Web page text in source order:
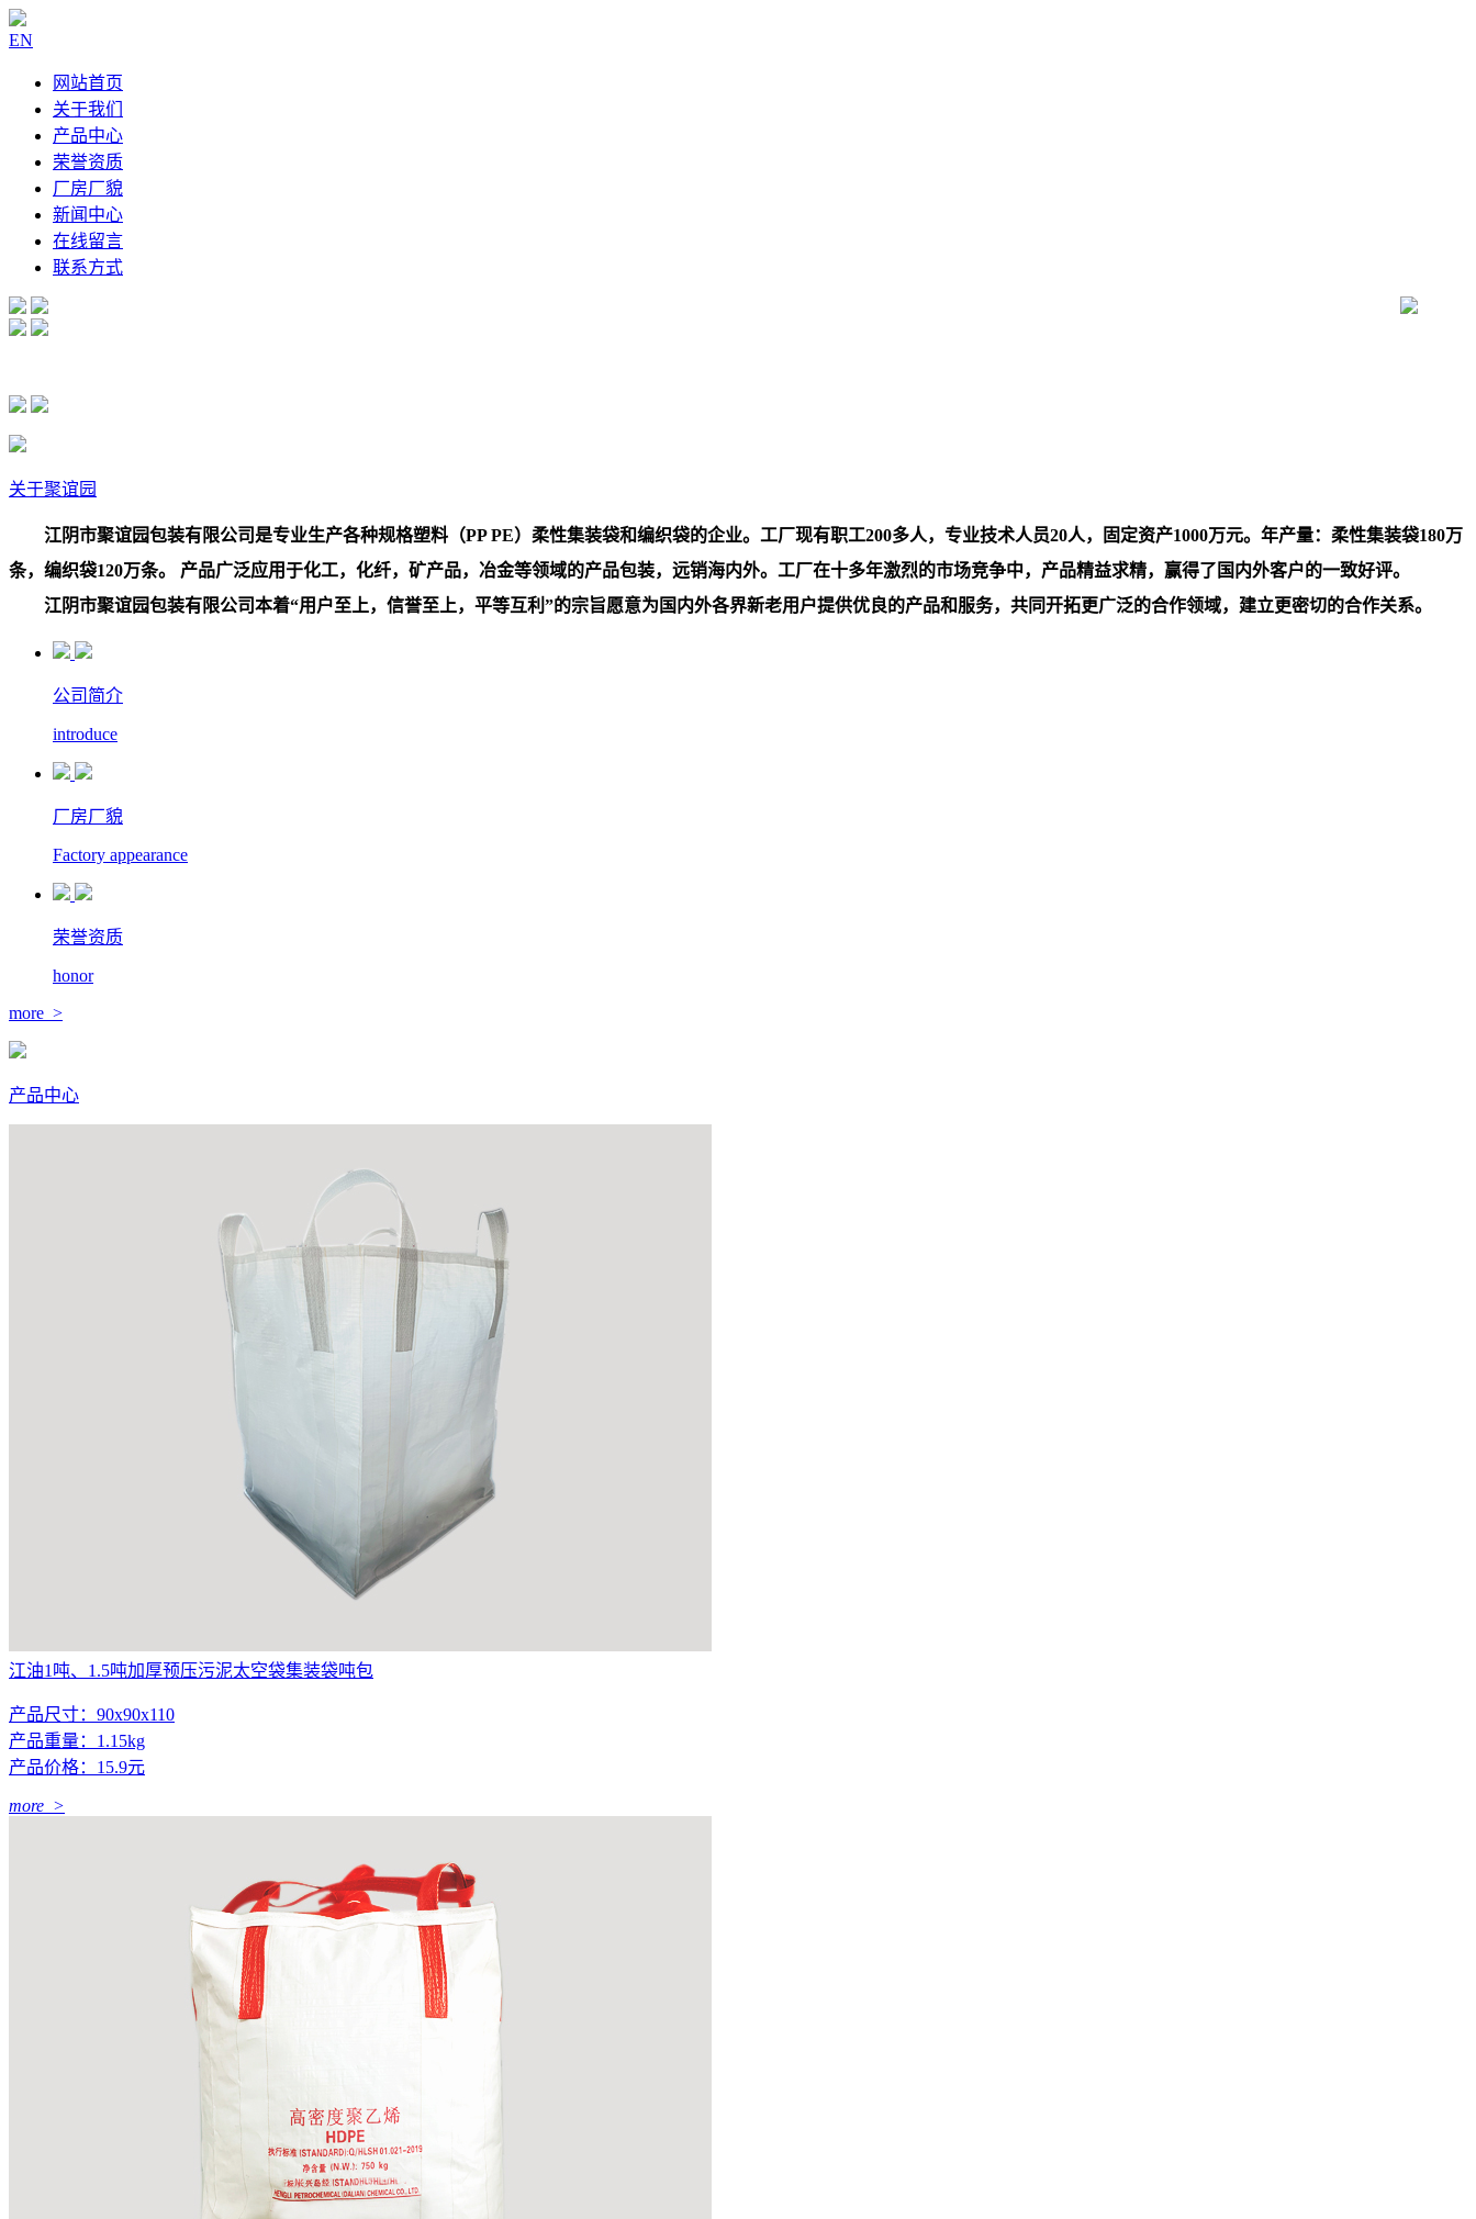
EN
网站首页
关于我们
产品中心
荣誉资质
厂房厂貌
新闻中心
在线留言
联系方式
关于聚谊园
江阴市聚谊园包装有限公司是专业生产各种规格塑料（PP PE）柔性集装袋和编织袋的企业。工厂现有职工200多人，专业技术人员20人，固定资产1000万元。年产量：柔性集装袋180万
条，编织袋120万条。 产品广泛应用于化工，化纤，矿产品，冶金等领域的产品包装，远销海内外。工厂在十多年激烈的市场竞争中，产品精益求精，赢得了国内外客户的一致好评。
江阴市聚谊园包装有限公司本着“用户至上，信誉至上，平等互利”的宗旨愿意为国内外各界新老用户提供优良的产品和服务，共同开拓更广泛的合作领域，建立更密切的合作关系。
公司简介
introduce
厂房厂貌
Factory appearance
荣誉资质
honor
more >
产品中心
江油1吨、1.5吨加厚预压污泥太空袋集装袋吨包
产品尺寸：90x90x110
产品重量：1.15kg
产品价格：15.9元
more >